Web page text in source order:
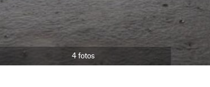
4 fotos